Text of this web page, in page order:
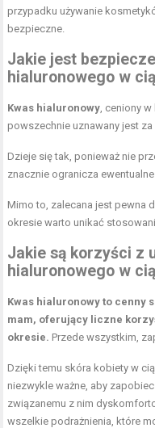
przypadku używanie
bezpieczne.
Jakie jest
hialuronowego w
Kwas hialuronowy , ceniony
powszechnie uznawany jest
Dzieje się tak, ponieważ nie
znacznie ogranicza
Mimo to, zalecana jest pewna
okresie warto unikać
Jakie są korzyści z
hialuronowego w
Kwas hialuronowy to cenny
mam, oferujący liczne
okresie. Przede wszystkim,
Dzięki temu skóra kobiety w
niezwykle ważne, aby
związanemu z nim
wszelkie podrażnienia, które